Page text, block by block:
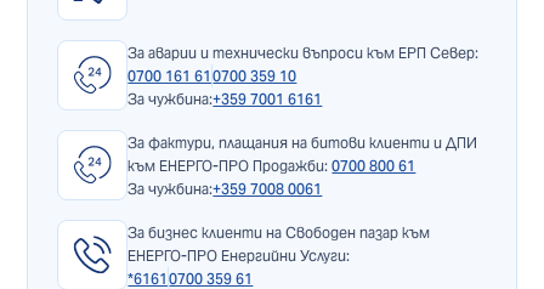
За аварии и технически въпроси към ЕРП Север:
0700 161 61 0700 359 10
За чужбина:+359 7001 6161
За фактури, плащания на битови клиенти и ДПИ
към ЕНЕРГО-ПРО Продажби:0700 800 61
За чужбина:+359 7008 0061
За бизнес клиенти на Свободен пазар към
ЕНЕРГО-ПРО Енергийни Услуги:
*6161 0700 359 61